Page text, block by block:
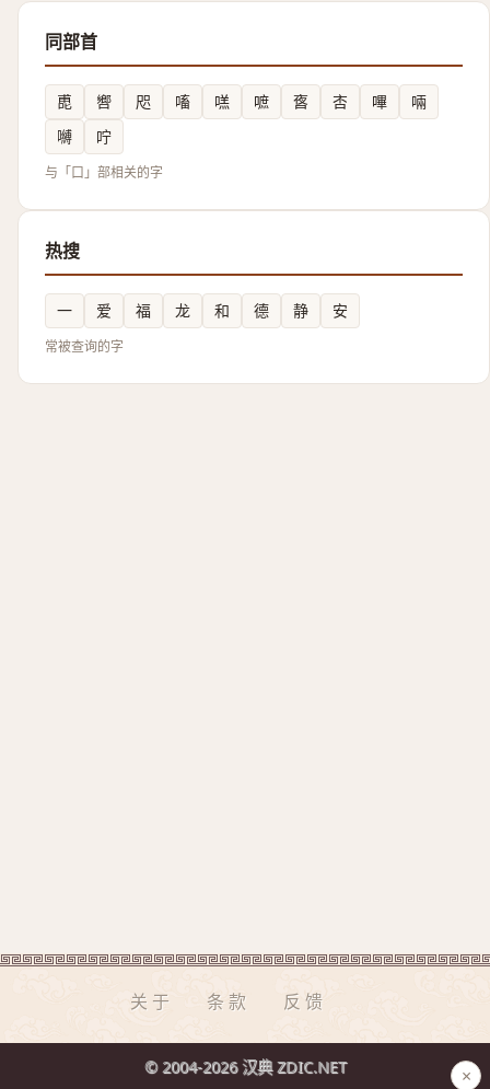
同部首
喸 㗽 咫 㗜 㗝 嗻 㖱 㕻 嗶
啢
嚩
咛
与「口」部相关的字
热搜
一 爱 福 龙 和 德 静 安
常被查询的字
关于 条款 反馈
© 2004-2026 汉典 ZDIC.NET ×